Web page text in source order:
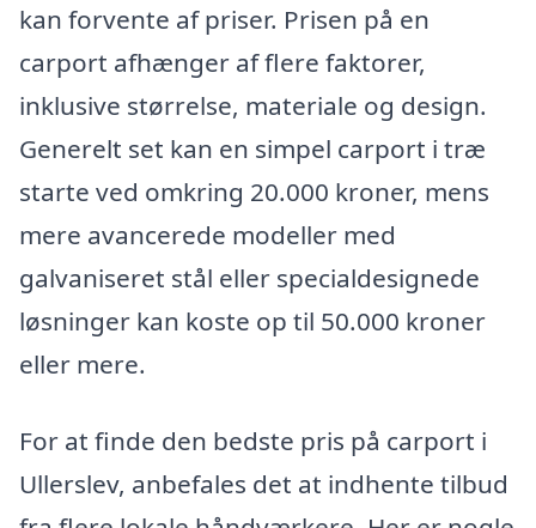
kan forvente af priser. Prisen på en
carport afhænger af flere faktorer,
inklusive størrelse, materiale og design.
Generelt set kan en simpel carport i træ
starte ved omkring 20.000 kroner, mens
mere avancerede modeller med
galvaniseret stål eller specialdesignede
løsninger kan koste op til 50.000 kroner
eller mere.
For at finde den bedste pris på carport i
Ullerslev, anbefales det at indhente tilbud